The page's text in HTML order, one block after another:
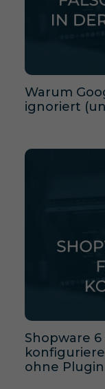
Warum
ignoriert
Shopware 6
ohne Plugin